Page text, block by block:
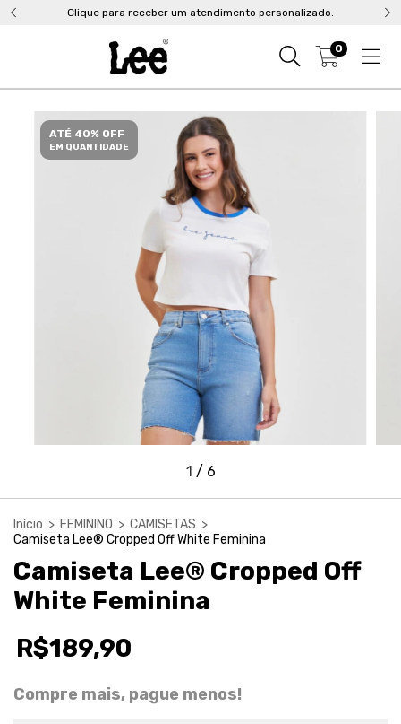
Clique para receber um atendimento personalizado.
0
ATÉ 40% OFF
EM QUANTIDADE
1 / 6
Início > FEMININO > CAMISETAS >
Camiseta Lee® Cropped Off White Feminina
Camiseta Lee® Cropped Off
White Feminina
R$189,90
Compre mais, pague menos!